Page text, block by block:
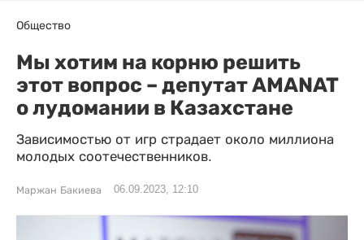
Общество
Мы хотим на корню решить
этот вопрос – депутат AMANAT
о лудомании в Казахстане
Зависимостью от игр страдает около миллиона
молодых соотечественников.
Маржан Бакиева 06.09.2023, 12:10